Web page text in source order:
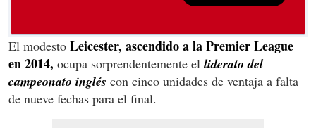
El modesto Leicester, ascendido a la Premier League
en 2014, ocupa sorprendentemente el liderato del
campeonato inglés con cinco unidades de ventaja a falta
de nueve fechas para el final.